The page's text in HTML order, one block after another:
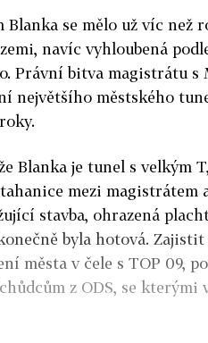
Blanka se mělo už víc než
navíc vyhloubená
Právní bitva magistrátu s
největšího městského
Blanka je tunel s velkým
mezi magistrátem
stavba, ohrazená
byla hotová.
města v čele s TOP 09,
z ODS, se kterými